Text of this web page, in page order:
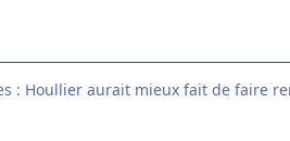
: Houllier aurait mieux fait de faire